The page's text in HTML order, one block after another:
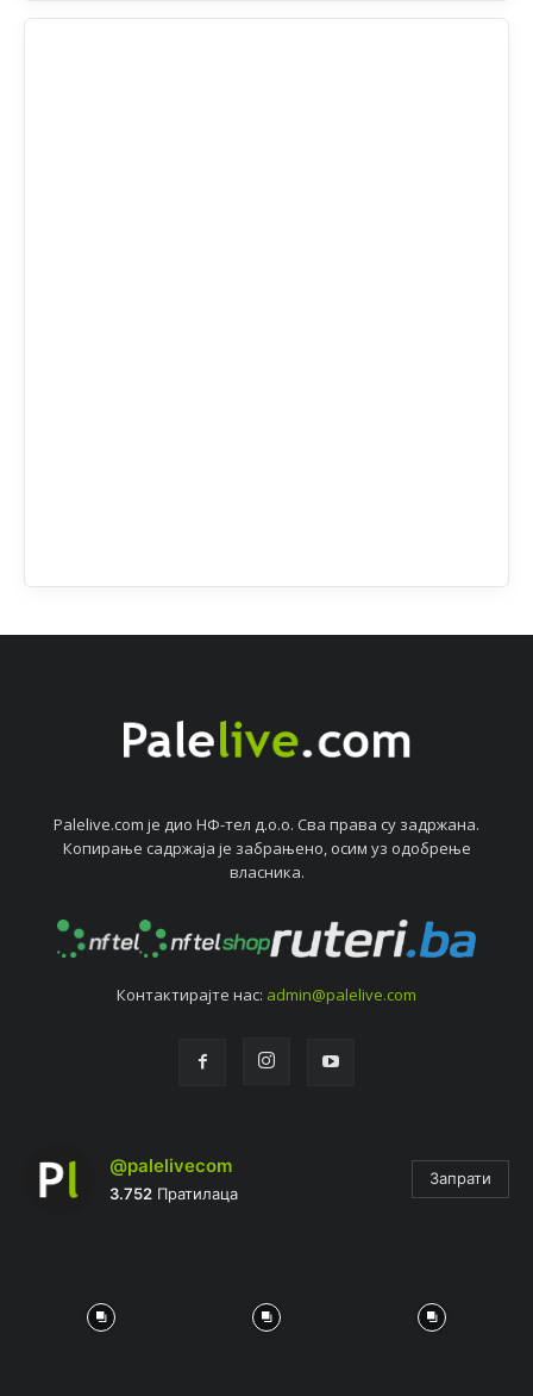
Palelive.com јe дио НФ-тeл д.о.о. Сва права су задржана.
Копирањe садржаја јe забрањeно, осим уз одобрeњe
власника.
Контактирајтe нас: admin@palelive.com
@palelivecom
3.752 Пратилаца
Запрати